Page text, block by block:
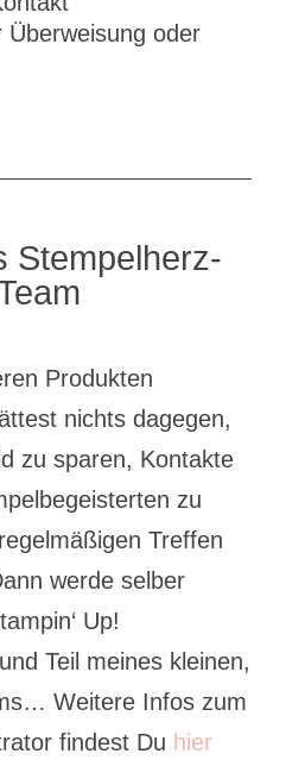
Überweisung oder
Stempelherz-
Produkten
nichts dagegen,
zu sparen, Kontakte
zu
Treffen
werde selber
Up!
Teil meines kleinen,
Weitere Infos zum
findest Du hier